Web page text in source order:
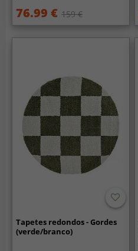
76.99 € 159 €
Tapetes redondos - Gordes
(verde/branco)